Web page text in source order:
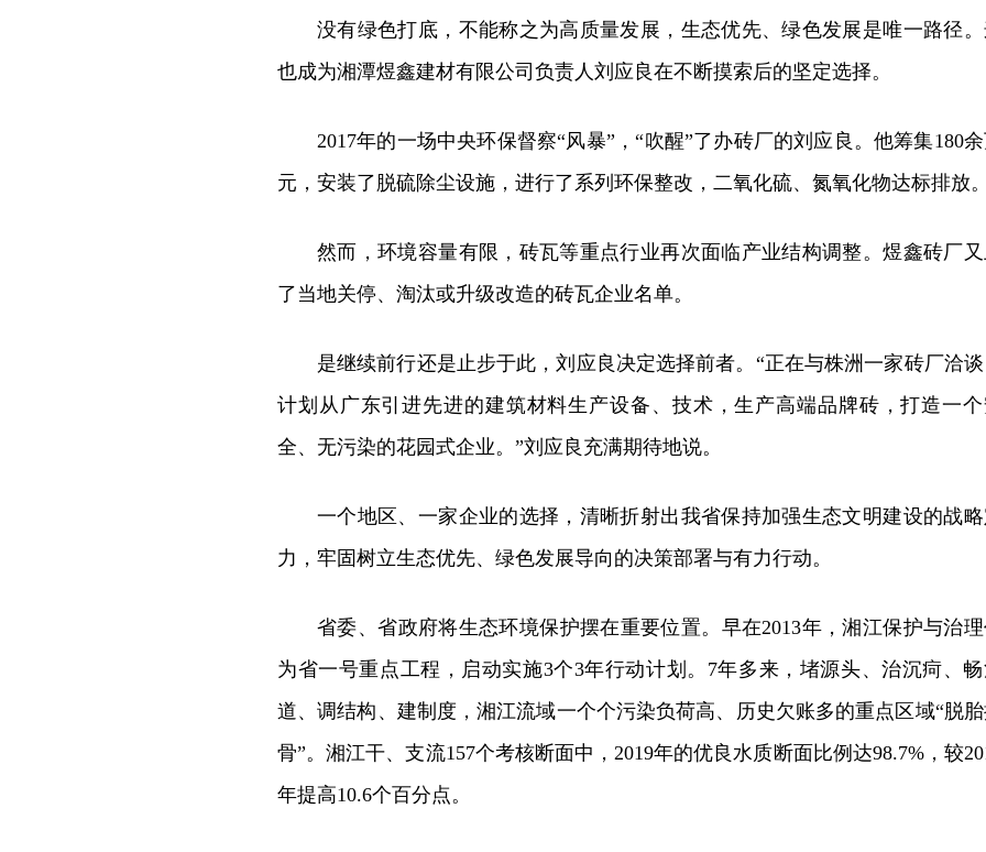
没有绿色打底，不能称之为高质量发展，生态优先、绿色发展是唯一路径
也成为湘潭煜鑫建材有限公司负责人刘应良在不断摸索后的坚定选择。
2017年的一场中央环保督察“风暴”，“吹醒”了办砖厂的刘应良。他筹集180
元，安装了脱硫除尘设施，进行了系列环保整改，二氧化硫、氮氧化物达标排放
然而，环境容量有限，砖瓦等重点行业再次面临产业结构调整。煜鑫砖厂
了当地关停、淘汰或升级改造的砖瓦企业名单。
是继续前行还是止步于此，刘应良决定选择前者。“正在与株洲一家砖厂洽
计划从广东引进先进的建筑材料生产设备、技术，生产高端品牌砖，打造一
全、无污染的花园式企业。”刘应良充满期待地说。
一个地区、一家企业的选择，清晰折射出我省保持加强生态文明建设的战
力，牢固树立生态优先、绿色发展导向的决策部署与有力行动。
省委、省政府将生态环境保护摆在重要位置。早在2013年，湘江保护与治
为省一号重点工程，启动实施3个3年行动计划。7年多来，堵源头、治沉疴、
道、调结构、建制度，湘江流域一个个污染负荷高、历史欠账多的重点区域“脱
骨”。湘江干、支流157个考核断面中，2019年的优良水质断面比例达98.7%，较
年提高10.6个百分点。